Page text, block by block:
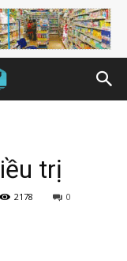
trị
2178 0